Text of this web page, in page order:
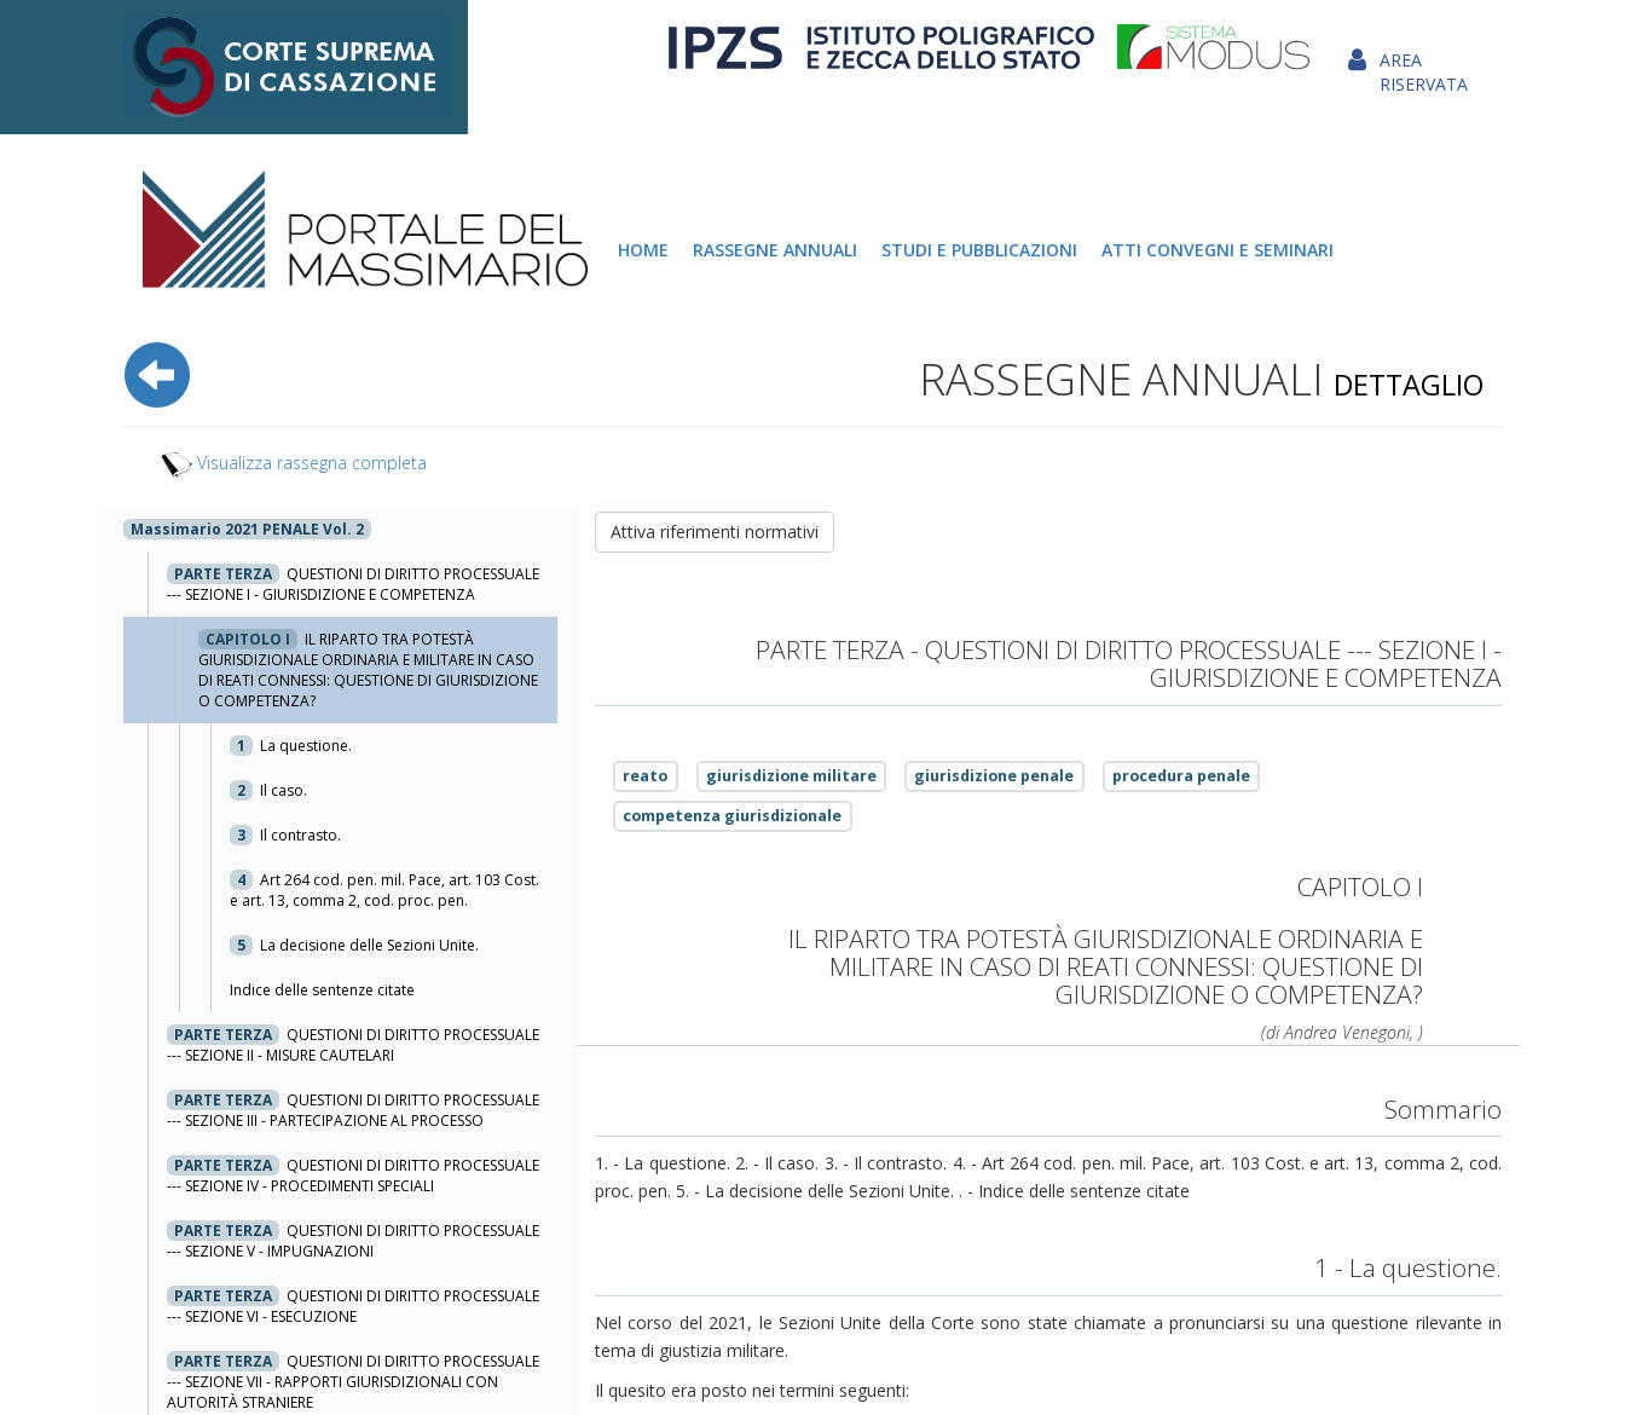
AREA
RISERVATA
HOME RASSEGNE ANNUALI STUDI E PUBBLICAZIONI ATTI CONVEGNI E SEMINARI
RASSEGNE ANNUALI DETTAGLIO
Visualizza rassegna completa
Massimario 2021 PENALE Vol. 2
PARTE TERZA
QUESTIONI DI DIRITTO PROCESSUALE
--- SEZIONE I - GIURISDIZIONE E COMPETENZA
CAPITOLO I
IL RIPARTO TRA POTESTÀ
GIURISDIZIONALE ORDINARIA E MILITARE IN CASO
DI REATI CONNESSI: QUESTIONE DI GIURISDIZIONE
O COMPETENZA?
1 La questione.
2 Il caso.
3 Il contrasto.
4
Art 264 cod. pen. mil. Pace, art. 103 Cost.
e art. 13, comma 2, cod. proc. pen.
5 La decisione delle Sezioni Unite.
Indice delle sentenze citate
PARTE TERZA
QUESTIONI DI DIRITTO PROCESSUALE
--- SEZIONE II - MISURE CAUTELARI
PARTE TERZA
QUESTIONI DI DIRITTO PROCESSUALE
--- SEZIONE III - PARTECIPAZIONE AL PROCESSO
PARTE TERZA
QUESTIONI DI DIRITTO PROCESSUALE
--- SEZIONE IV - PROCEDIMENTI SPECIALI
PARTE TERZA
QUESTIONI DI DIRITTO PROCESSUALE
--- SEZIONE V - IMPUGNAZIONI
PARTE TERZA
QUESTIONI DI DIRITTO PROCESSUALE
--- SEZIONE VI - ESECUZIONE
PARTE TERZA
QUESTIONI DI DIRITTO PROCESSUALE
--- SEZIONE VII - RAPPORTI GIURISDIZIONALI CON
AUTORITÀ STRANIERE
Attiva riferimenti normativi
PARTE TERZA - QUESTIONI DI DIRITTO PROCESSUALE --- SEZIONE I -
GIURISDIZIONE E COMPETENZA
reato giurisdizione militare giurisdizione penale
procedura penale
competenza giurisdizionale
CAPITOLO I
IL RIPARTO TRA POTESTÀ GIURISDIZIONALE ORDINARIA E
MILITARE IN CASO DI REATI CONNESSI: QUESTIONE DI
GIURISDIZIONE O COMPETENZA?
(di Andrea Venegoni, )
Sommario
1. - La questione. 2. - Il caso. 3. - Il contrasto. 4. - Art 264 cod. pen. mil. Pace, art. 103 Cost. e art. 13, comma 2, cod.
proc. pen. 5. - La decisione delle Sezioni Unite. . - Indice delle sentenze citate
1 - La questione.
Nel corso del 2021, le Sezioni Unite della Corte sono state chiamate a pronunciarsi su una questione rilevante in
tema di giustizia militare.
Il quesito era posto nei termini seguenti: